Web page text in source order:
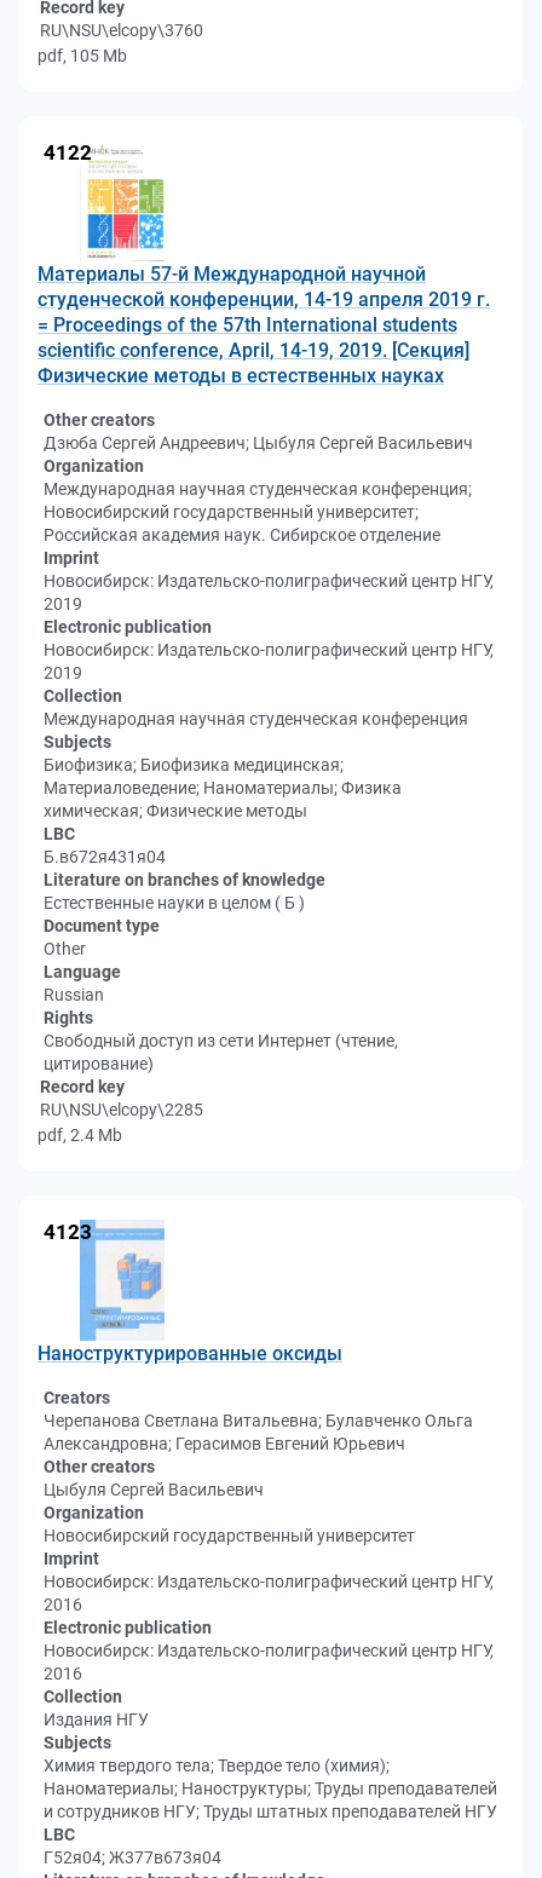
Record key
RU\NSU\elcopy\3760
pdf, 105 Mb
4122
Материалы 57-й Международной научной
студенческой конференции, 14-19 апреля 2019 г.
= Proceedings of the 57th International students
scientific conference, April, 14-19, 2019. [Секция]
Физические методы в естественных науках
Other creators
Дзюба Сергей Андреевич; Цыбуля Сергей Васильевич
Organization
Международная научная студенческая конференция;
Новосибирский государственный университет;
Российская академия наук. Сибирское отделение
Imprint
Новосибирск: Издательско-полиграфический центр НГУ,
2019
Electronic publication
Новосибирск: Издательско-полиграфический центр НГУ,
2019
Collection
Международная научная студенческая конференция
Subjects
Биофизика; Биофизика медицинская;
Материаловедение; Наноматериалы; Физика
химическая; Физические методы
LBC
Б.в672я431я04
Literature on branches of knowledge
Естественные науки в целом ( Б )
Document type
Other
Language
Russian
Rights
Свободный доступ из сети Интернет (чтение,
цитирование)
Record key
RU\NSU\elcopy\2285
pdf, 2.4 Mb
4123
Наноструктурированные оксиды
Creators
Черепанова Светлана Витальевна; Булавченко Ольга
Александровна; Герасимов Евгений Юрьевич
Other creators
Цыбуля Сергей Васильевич
Organization
Новосибирский государственный университет
Imprint
Новосибирск: Издательско-полиграфический центр НГУ,
2016
Electronic publication
Новосибирск: Издательско-полиграфический центр НГУ,
2016
Collection
Издания НГУ
Subjects
Химия твердого тела; Твердое тело (химия);
Наноматериалы; Наноструктуры; Труды преподавателей
и сотрудников НГУ; Труды штатных преподавателей НГУ
LBC
Г52я04; Ж377в673я04